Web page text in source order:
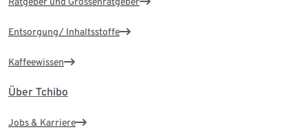
Entsorgung/ Inhaltsstoffe
Kaffeewissen
Über Tchibo
Jobs & Karriere